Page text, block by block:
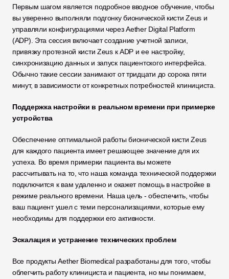
Первым шагом является подробное вводное обучение, чтобы
вы уверенно выполняли подгонку бионической кисти Zeus и
управляли конфигурациями через Aether Digital Platform
(ADP). Эта сессия включает создание учетной записи,
привязку протезной кисти Zeus к ADP и ее настройку,
синхронизацию данных и запуск пациентского интерфейса.
Обычно такие сессии занимают от тридцати до сорока пяти
минут, в зависимости от конкретных потребностей клинициста.
Поддержка настройки в реальном времени при примерке
устройства
Обеспечение оптимальной работы бионической кисти Zeus
для каждого пациента имеет решающее значение для их
успеха. Во время примерки пациента вы можете
рассчитывать на то, что наша команда технической поддержки
подключится к вам удаленно и окажет помощь в настройке в
режиме реального времени. Наша цель - обеспечить, чтобы
ваш пациент ушел с теми персонализациями, которые ему
необходимы для поддержки его активности.
Эскалация и устранение технических проблем
Все продукты Aether Biomedical разработаны для того, чтобы
облегчить работу клинициста и пациента, но мы понимаем,